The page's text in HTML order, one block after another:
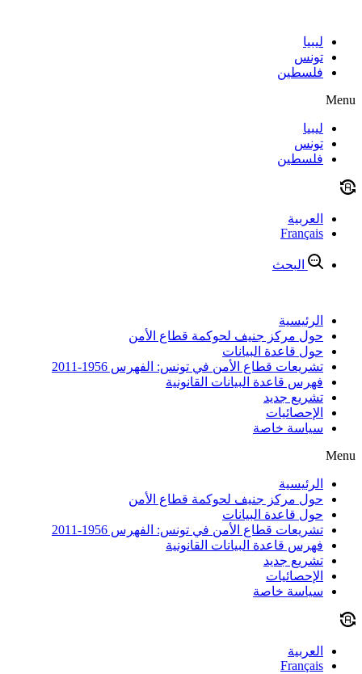
contentليبيا
تونس
فلسطين
Menu
ليبيا
تونس
فلسطين
العربية
Français
البحث
الرئيسية
حول مركز جنيف لحوكمة قطاع الأمن
حول قاعدة البيانات
تشريعات قطاع الأمن في تونس: الفهرس 1956-2011
فهرس قاعدة البيانات القانونية
تشريع جديد
الإحصائيات
سياسة خاصة
Menu
الرئيسية
حول مركز جنيف لحوكمة قطاع الأمن
حول قاعدة البيانات
تشريعات قطاع الأمن في تونس: الفهرس 1956-2011
فهرس قاعدة البيانات القانونية
تشريع جديد
الإحصائيات
سياسة خاصة
العربية
Français